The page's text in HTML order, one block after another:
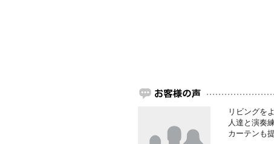
リビングを
人達と演奏
カーテンも